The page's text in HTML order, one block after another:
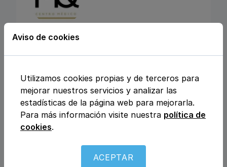
Calle Julio Rey Pastor nº6, 28702, San
Sebastián de los Reyes, Madrid
Análisis clínicos
Traumatología y ortopedia
Dietética y nutrición
Aviso de cookies
Utilizamos cookies propias y de terceros para
mejorar nuestros servicios y analizar las
estadísticas de la página web para mejorarla.
Para más información visite nuestra política de
cookies.
ACEPTAR